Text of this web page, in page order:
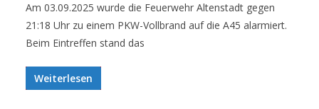
Am 03.09.2025 wurde die Feuerwehr Altenstadt gegen
21:18 Uhr zu einem PKW-Vollbrand auf die A45 alarmiert.
Beim Eintreffen stand das
Weiterlesen